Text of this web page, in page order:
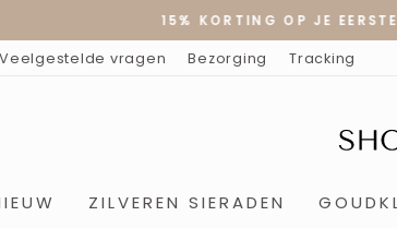
15% KORTING OP JE
Veelgestelde vragen Bezorging Tracking
ZILVEREN SIERADEN